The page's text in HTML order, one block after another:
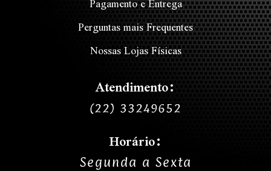
Perguntas mais Frequentes
Nossas Lojas Físicas
Atendimento:
(22) 33249652
Horário:
Segunda a Sexta